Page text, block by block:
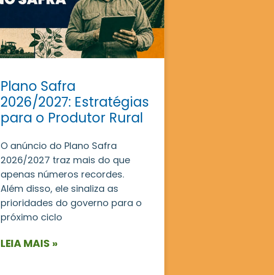
Plano Safra
2026/2027: Estratégias
para o Produtor Rural
O anúncio do Plano Safra
2026/2027 traz mais do que
apenas números recordes.
Além disso, ele sinaliza as
prioridades do governo para o
próximo ciclo
LEIA MAIS »